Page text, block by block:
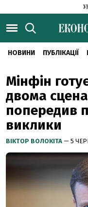
НОВИНИ ПУБЛІКАЦІЇ
Мінфін
двома
попередив
виклики
ВІКТОР ВОЛОКІТА — 5